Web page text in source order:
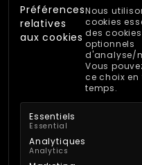
Préférences
relatives
aux cookies
Nous
cookies
des cookies
optionnels
d'analyse/
Vous
ce choix en
temps.
Essentiels
Essential
Analytiques
Analytics